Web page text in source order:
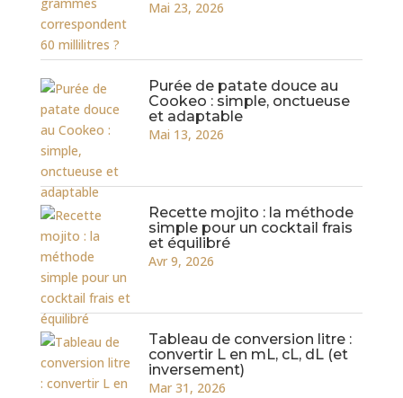
Mai 23, 2026
Purée de patate douce au
Cookeo : simple, onctueuse
et adaptable
Mai 13, 2026
Recette mojito : la méthode
simple pour un cocktail frais
et équilibré
Avr 9, 2026
Tableau de conversion litre :
convertir L en mL, cL, dL (et
inversement)
Mar 31, 2026